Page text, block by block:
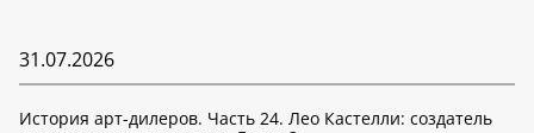
31.07.2026
История арт-дилеров. Часть 24. Лео Кастелли: создатель